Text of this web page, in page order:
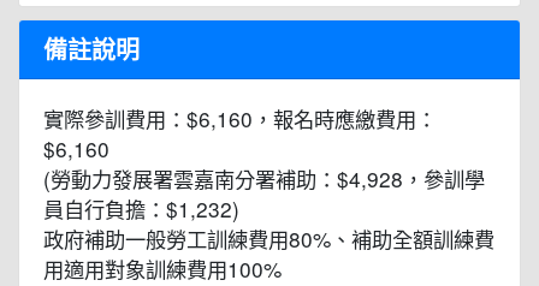
備註說明
實際參訓費用：$6,160，報名時應繳費用：
$6,160
(勞動力發展署雲嘉南分署補助：$4,928，參訓學
員自行負擔：$1,232)
政府補助一般勞工訓練費用80%、補助全額訓練費
用適用對象訓練費用100%